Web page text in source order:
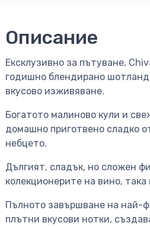
Описание
Ексклузивно за пътуване,
годишно блендирано
вкусово изживяване.
Богатото малиново кули и
домашно приготвено сладко
небцето.
Дългият, сладък, но сложен
колекционерите на вино, така
Пълното завършване на най-
плътни вкусови нотки,